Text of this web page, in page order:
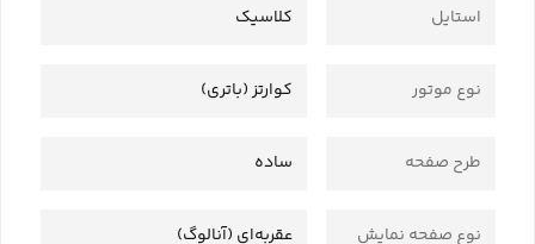
استایل کلاسیک
نوع موتور کوارتز (باتری)
طرح صفحه ساده
نوع صفحه نمایش عقربه‌ای (آنالوگ)